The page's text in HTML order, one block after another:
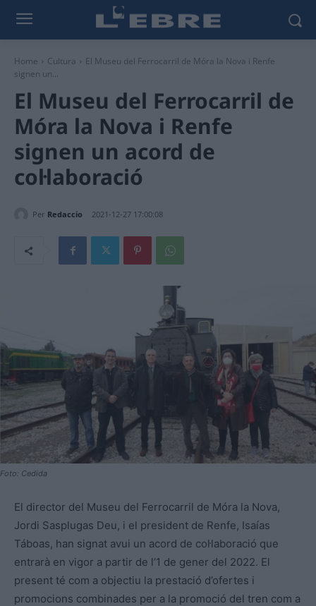
Home Cultura
El Museu del Ferrocarril de Móra la Nova i Renfe
signen un...
El Museu del Ferrocarril de
Móra la Nova i Renfe
signen un acord de
col·laboració
Per Redaccio 2021-12-27 17:00:08
Foto: Cedida
El director del Museu del Ferrocarril de Móra la Nova,
Jordi Sasplugas Deu, i el president de Renfe, Isaías
Táboas, han signat avui un acord de col·laboració que
entrarà en vigor a partir de l’1 de gener del 2022. El
present té com a objectiu la prestació d’ofertes i
promocions combinades per a la promoció del tren com a